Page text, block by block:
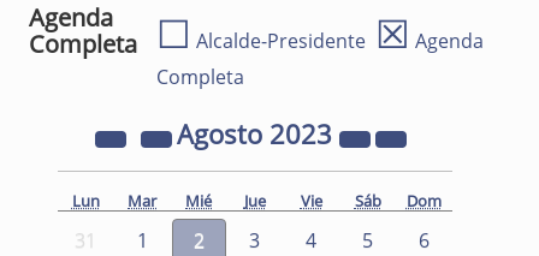
Agenda
Completa
☐ Alcalde-Presidente ☒ Agenda
Completa
Agosto 2023
Lun Mar Mié Jue Vie Sáb Dom
31 1 2 3 4 5
6